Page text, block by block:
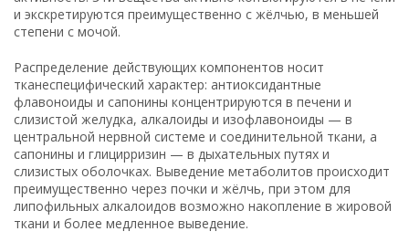
и экскретируются преимущественно с жёлчью, в меньшей
степени с мочой.
Распределение действующих компонентов носит
тканеспецифический характер: антиоксидантные
флавоноиды и сапонины концентрируются в печени и
слизистой желудка, алкалоиды и изофлавоноиды — в
центральной нервной системе и соединительной ткани, а
сапонины и глицирризин — в дыхательных путях и
слизистых оболочках. Выведение метаболитов происходит
преимущественно через почки и жёлчь, при этом для
липофильных алкалоидов возможно накопление в жировой
ткани и более медленное выведение.